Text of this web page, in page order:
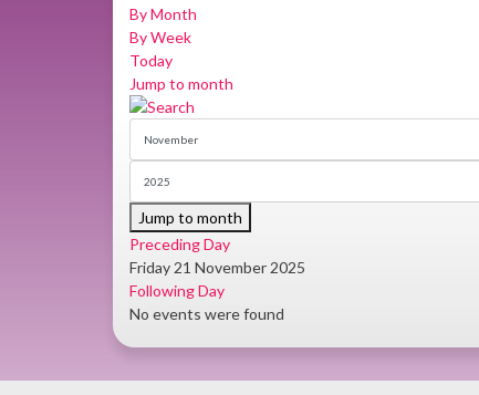
By Month
By Week
Today
Jump to month
Jump to month
Preceding Day
Friday 21 November 2025
Following Day
No events were found